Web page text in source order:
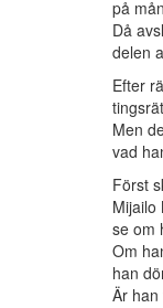
på
Då
delen
Efter
Men
vad
Först
Mijailo
se om
Om
han
Är